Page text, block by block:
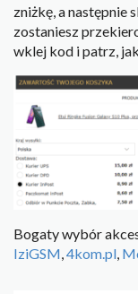
zniżkę, a następnie
zostaniesz
wklej kod i patrz,
Bogaty wybór
IziGSM 4kom.pl